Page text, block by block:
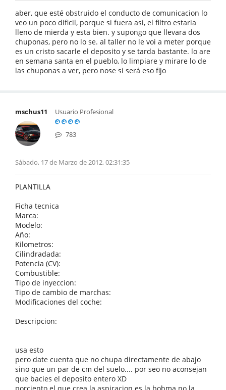
aber, que esté obstruido el conducto de comunicacion lo
veo un poco dificil, porque si fuera asi, el filtro estaria
lleno de mierda y esta bien. y supongo que llevara dos
chuponas, pero no lo se. al taller no le voi a meter porque
es un cristo sacarle el deposito y se tarda bastante. lo are
en semana santa en el pueblo, lo limpiare y mirare lo de
las chuponas a ver, pero nose si será eso fijo
mschus11 Usuario Profesional
783
Sábado, 17 de Marzo de 2012, 02:31:35
PLANTILLA
Ficha tecnica
Marca:
Modelo:
Año:
Kilometros:
Cilindradada:
Potencia (CV):
Combustible:
Tipo de inyeccion:
Tipo de cambio de marchas:
Modificaciones del coche:
Descripcion:
usa esto
pero date cuenta que no chupa directamente de abajo
sino que un par de cm del suelo.... por seo no aconsejan
que bacies el deposito entero XD